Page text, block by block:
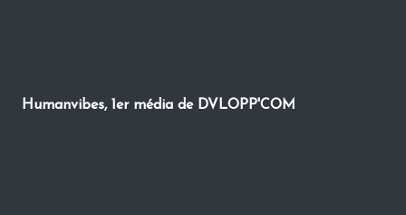
Humanvibes, 1er média de DVLOPP'COM